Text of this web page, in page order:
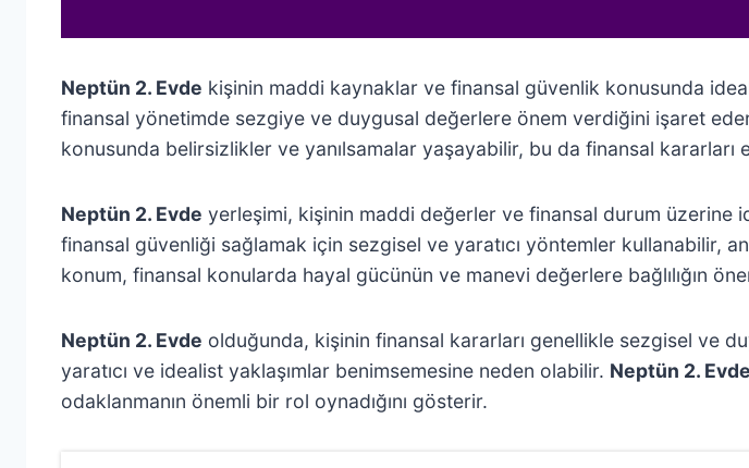
Neptün 2. Evde kişinin maddi kaynaklar ve finansal güvenlik konusunda
finansal yönetimde sezgiye ve duygusal değerlere önem verdiğini işaret
konusunda belirsizlikler ve yanılsamalar yaşayabilir, bu da finansal kararları
Neptün 2. Evde yerleşimi, kişinin maddi değerler ve finansal durum üzerine
finansal güvenliği sağlamak için sezgisel ve yaratıcı yöntemler kullanabilir,
konum, finansal konularda hayal gücünün ve manevi değerlere bağlılığın
Neptün 2. Evde olduğunda, kişinin finansal kararları genellikle sezgisel ve
yaratıcı ve idealist yaklaşımlar benimsemesine neden olabilir. Neptün 2. Evde
odaklanmanın önemli bir rol oynadığını gösterir.